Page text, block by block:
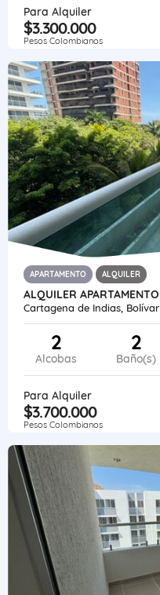
Para Alquiler
$3.300.000
Pesos Colombianos
APARTAMENTO ALQUILER
Cartagena de Indias, Bolívar
2
Alcobas
2
Baño(s)
Para Alquiler
$3.700.000
Pesos Colombianos